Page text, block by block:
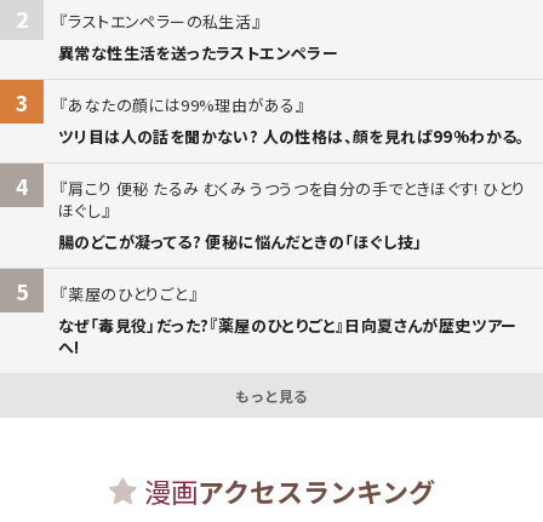
2
ラストエンペラーの私生活
異常な性生活を送ったラストエンペラー
3
あなたの顔には99%理由がある
ツリ目は人の話を聞かない? 人の性格は、顔を見れば99%わかる。
4
肩こり 便秘 たるみ むくみ うつうつを自分の手でときほぐす! ひとり
ほぐし
腸のどこが凝ってる? 便秘に悩んだときの「ほぐし技」
5
薬屋のひとりごと
なぜ「毒見役」だった?『薬屋のひとりごと』日向夏さんが歴史ツアー
へ!
もっと見る
漫画アクセスランキング